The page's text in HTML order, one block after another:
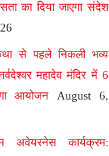
का दिया जाएगा संदेश
कथा से पहले निकली भव्य
महादेव मंदिर में 6
आयोजन
August 6,
अवेयरनेस कार्यक्रम: